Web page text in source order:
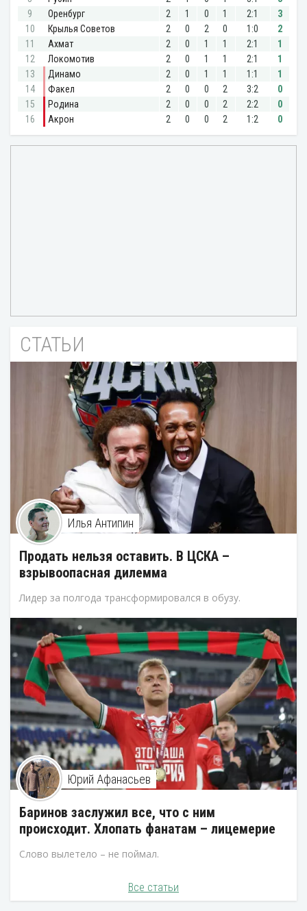
СТАТЬИ
Илья Антипин
Продать нельзя оставить. В ЦСКА –
взрывоопасная дилемма
Лидер за полгода трансформировался в обузу.
Юрий Афанасьев
Баринов заслужил все, что с ним
происходит. Хлопать фанатам – лицемерие
Слово вылетело – не поймал.
Все статьи